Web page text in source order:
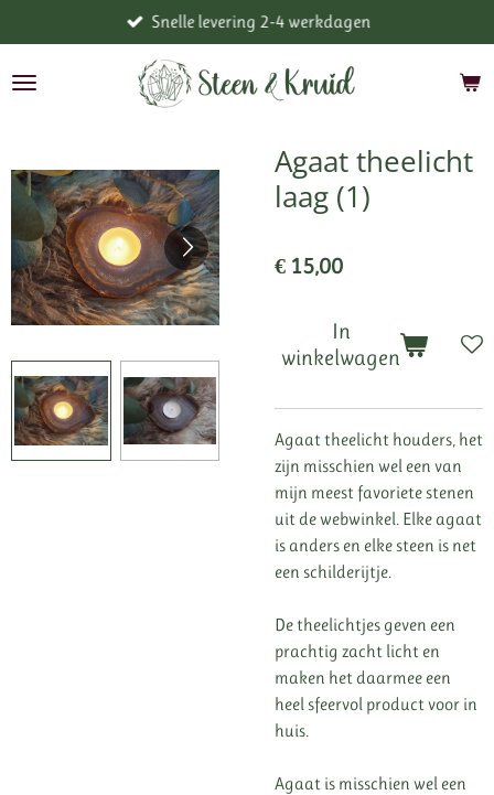
direct
naar
Snelle levering 2-4 werkdagen
Agaat theelicht
laag (1)
€ 15,00
In
winkelwagen
Agaat theelicht houders, het
zijn misschien wel een van
mijn meest favoriete stenen
uit de webwinkel. Elke agaat
is anders en elke steen is net
een schilderijtje.
De theelichtjes geven een
prachtig zacht licht en
maken het daarmee een
heel sfeervol product voor in
huis.
Agaat is misschien wel een